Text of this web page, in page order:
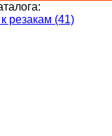
резакам (41)